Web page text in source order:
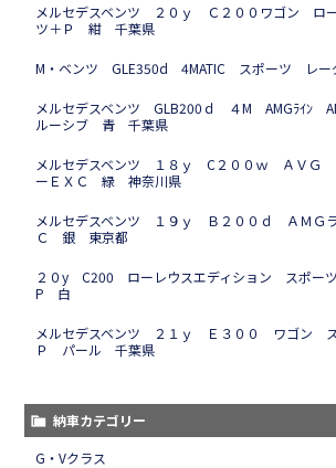
メルセデスベンツ ２０ｙ Ｃ２００ワゴン ロ
ツ＋Ｐ 紺 千葉県
M・ベンツ GLE350d 4MATIC スポーツ レー
メルセデスベンツ GLB200ｄ ４M AMGﾗｲﾝ
ルーシブ 青 千葉県
メルセデスベンツ １８ｙ C２００ｗ ＡＶＧ
ーＥＸＣ 緑 神奈川県
メルセデスベンツ １９ｙ Ｂ２００ｄ ＡＭＧ
Ｃ 銀 東京都
２０y C200 ローレウスエディション スポー
P 白
メルセデスベンツ ２１ｙ Ｅ３００ ワゴン
Ｐ パール 千葉県
納車カテゴリー
G・Vクラス